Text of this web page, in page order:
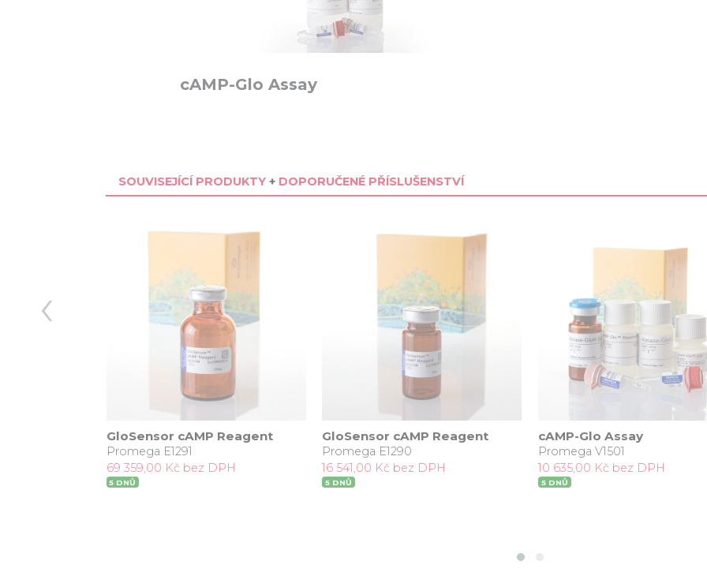
cAMP-Glo Assay
SOUVISEJÍCÍ PRODUKTY+ DOPORUČENÉ PŘÍSLUŠENSTVÍ
GloSensor cAMP Reagent
Promega E1291
69 359,00 Kč bez DPH
5 DNŮ
GloSensor cAMP Reagent
Promega E1290
16 541,00 Kč bez DPH
5 DNŮ
cAMP-Glo Assay
Promega V1501
10 635,00 Kč bez DPH
5 DNŮ
‹